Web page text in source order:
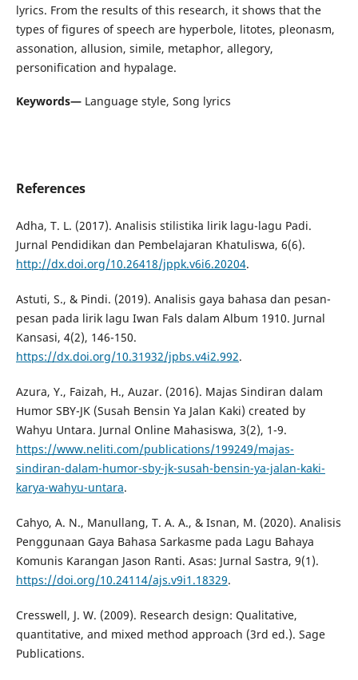
lyrics. From the results of this research, it shows that the
types of figures of speech are hyperbole, litotes, pleonasm,
assonation, allusion, simile, metaphor, allegory,
personification and hypalage.
Keywords— Language style, Song lyrics
References
Adha, T. L. (2017). Analisis stilistika lirik lagu-lagu Padi.
Jurnal Pendidikan dan Pembelajaran Khatuliswa, 6(6).
http://dx.doi.org/10.26418/jppk.v6i6.20204.
Astuti, S., & Pindi. (2019). Analisis gaya bahasa dan pesan-
pesan pada lirik lagu Iwan Fals dalam Album 1910. Jurnal
Kansasi, 4(2), 146-150.
https://dx.doi.org/10.31932/jpbs.v4i2.992.
Azura, Y., Faizah, H., Auzar. (2016). Majas Sindiran dalam
Humor SBY-JK (Susah Bensin Ya Jalan Kaki) created by
Wahyu Untara. Jurnal Online Mahasiswa, 3(2), 1-9.
https://www.neliti.com/publications/199249/majas-
sindiran-dalam-humor-sby-jk-susah-bensin-ya-jalan-kaki-
karya-wahyu-untara.
Cahyo, A. N., Manullang, T. A. A., & Isnan, M. (2020). Analisis
Penggunaan Gaya Bahasa Sarkasme pada Lagu Bahaya
Komunis Karangan Jason Ranti. Asas: Jurnal Sastra, 9(1).
https://doi.org/10.24114/ajs.v9i1.18329.
Cresswell, J. W. (2009). Research design: Qualitative,
quantitative, and mixed method approach (3rd ed.). Sage
Publications.